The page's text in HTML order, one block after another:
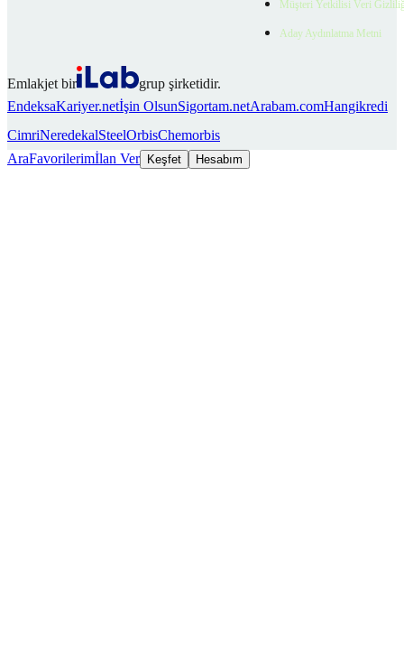
Müşteri Yetkilisi Veri
Aday Aydınlatma Metni
Emlakjet bir
grup şirketidir.
EndeksaKariyer.netİşin OlsunSigortam.netArabam.comHangikredi
CimriNeredekalSteelOrbisChemorbis
AraFavorilerimİlan Ver Keşfet Hesabım